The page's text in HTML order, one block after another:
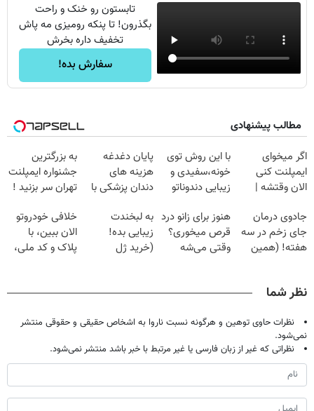
تابستون رو خنک و راحت
بگذرون! تا پنکه رومیزی مه پاش
تخفیف داره بخرش
سفارش بده!
مطالب پیشنهادی
اگر میخوای
ایمپلنت کنی
الان وقتشه |
میلیون تومان!!!
با این روش توی
خونه،سفیدی و
زیبایی دندوناتو
(40%off)
پایان دغدغه
هزینه های
دندان پزشکی با
خانگی
به بزرگترین
جشنواره ایمپلنت
تهران سر بزنید !
میلیون !
جادوی درمان
جای زخم در سه
هفته! (همین
هنوز برای زانو درد
قرص میخوری؟
وقتی می‌شه
به لبخندت
زیبایی بده!
(خرید ژل
با40%تخفیف)
خلافی خودروتو
الان ببین، با
پلاک و کد ملی،
نظر شما
نظرات حاوی توهین و هرگونه نسبت ناروا به اشخاص حقیقی و حقوقی منتشر
نمی‌شود.
نظراتی که غیر از زبان فارسی یا غیر مرتبط با خبر باشد منتشر نمی‌شود.